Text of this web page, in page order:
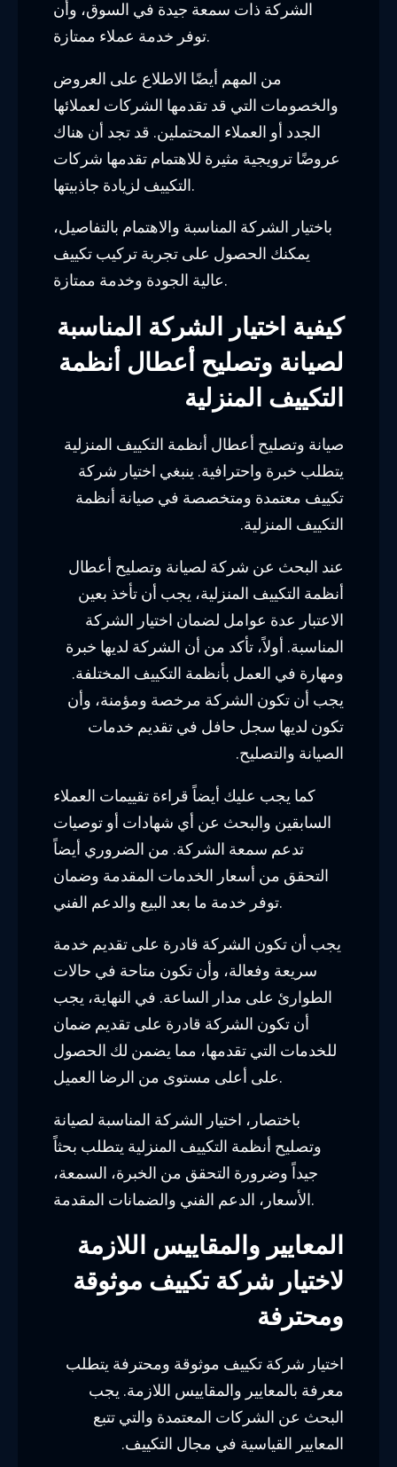
الشركة ذات سمعة جيدة في السوق، وأن
توفر خدمة عملاء ممتازة.
من المهم أيضًا الاطلاع على العروض
والخصومات التي قد تقدمها الشركات لعملائها
الجدد أو العملاء المحتملين. قد تجد أن هناك
عروضًا ترويجية مثيرة للاهتمام تقدمها شركات
التكييف لزيادة جاذبيتها.
باختيار الشركة المناسبة والاهتمام بالتفاصيل،
يمكنك الحصول على تجربة تركيب تكييف
عالية الجودة وخدمة ممتازة.
كيفية اختيار الشركة المناسبة
لصيانة وتصليح أعطال أنظمة
التكييف المنزلية
صيانة وتصليح أعطال أنظمة التكييف المنزلية
يتطلب خبرة واحترافية. ينبغي اختيار شركة
تكييف معتمدة ومتخصصة في صيانة أنظمة
التكييف المنزلية.
عند البحث عن شركة لصيانة وتصليح أعطال
أنظمة التكييف المنزلية، يجب أن تأخذ بعين
الاعتبار عدة عوامل لضمان اختيار الشركة
المناسبة. أولاً، تأكد من أن الشركة لديها خبرة
ومهارة في العمل بأنظمة التكييف المختلفة.
يجب أن تكون الشركة مرخصة ومؤمنة، وأن
تكون لديها سجل حافل في تقديم خدمات
الصيانة والتصليح.
كما يجب عليك أيضاً قراءة تقييمات العملاء
السابقين والبحث عن أي شهادات أو توصيات
تدعم سمعة الشركة. من الضروري أيضاً
التحقق من أسعار الخدمات المقدمة وضمان
توفر خدمة ما بعد البيع والدعم الفني.
يجب أن تكون الشركة قادرة على تقديم خدمة
سريعة وفعالة، وأن تكون متاحة في حالات
الطوارئ على مدار الساعة. في النهاية، يجب
أن تكون الشركة قادرة على تقديم ضمان
للخدمات التي تقدمها، مما يضمن لك الحصول
على أعلى مستوى من الرضا العميل.
باختصار، اختيار الشركة المناسبة لصيانة
وتصليح أنظمة التكييف المنزلية يتطلب بحثاً
جيداً وضرورة التحقق من الخبرة، السمعة،
الأسعار، الدعم الفني والضمانات المقدمة.
المعايير والمقاييس اللازمة
لاختيار شركة تكييف موثوقة
ومحترفة
اختيار شركة تكييف موثوقة ومحترفة يتطلب
معرفة بالمعايير والمقاييس اللازمة. يجب
البحث عن الشركات المعتمدة والتي تتبع
المعايير القياسية في مجال التكييف.